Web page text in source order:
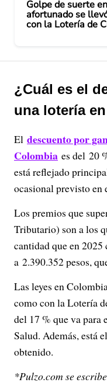
Golpe de suerte
afortunado se
con la Lotería de
¿Cuál es el
una lotería
El descuento por
Colombia es del 20
está reflejado
ocasional previsto
Los premios que
Tributario) son a los
cantidad que en 2025
a 2.390.352 pesos,
Las leyes en
como con la Lotería
del 17 % que va
Salud. Además, está
obtenido.
*Pulzo.com se